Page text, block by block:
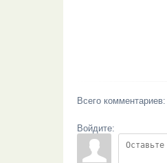
Всего комментариев:
Войдите: